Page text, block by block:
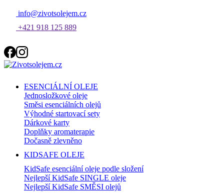
info@zivotsolejem.cz
+421 918 125 889
ESENCIÁLNÍ OLEJE
Jednosložkové oleje
Směsi esenciálních olejů
Výhodné startovací sety
Dárkové karty
Doplňky aromaterapie
Dočasně zlevněno
KIDSAFE OLEJE
KidSafe esenciální oleje podle složení
Nejlepší KidSafe SINGLE oleje
Nejlepší KidSafe SMĚSI olejů